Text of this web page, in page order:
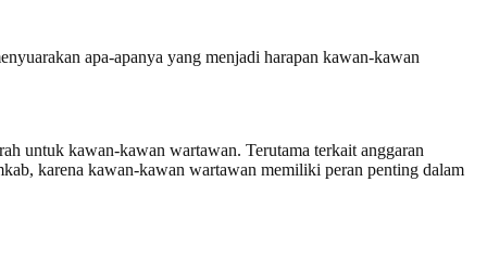
apa-apanya yang menjadi harapan kawan-kawan
untuk kawan-kawan wartawan. Terutama terkait anggaran
karena kawan-kawan wartawan memiliki peran penting dalam